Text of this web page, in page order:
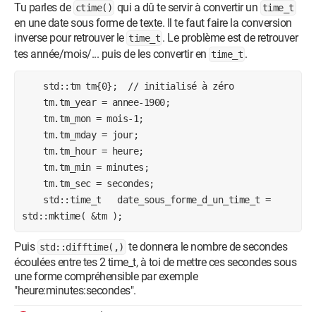
Tu parles de ctime() qui a dû te servir à convertir un time_t
en une date sous forme de texte. Il te faut faire la conversion
inverse pour retrouver le time_t . Le problème est de retrouver
tes année/mois/... puis de les convertir en time_t .
std::mktime( &tm );
Puis std::difftime(,) te donnera le nombre de secondes
écoulées entre tes 2 time_t, à toi de mettre ces secondes sous
une forme compréhensible par exemple
"heure:minutes:secondes".